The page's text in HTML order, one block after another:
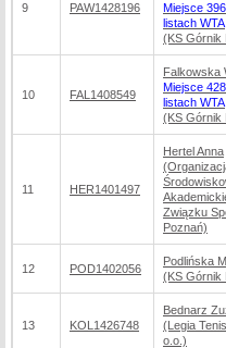
9 PAW1428196
Miejsce
listach WTA
(KS Górnik
10 FAL1408549
Falkowska
Miejsce
listach WTA
(KS Górnik
11 HER1401497
Hertel Anna
Związku
Poznań)
12 POD1402056
Podlińska
(KS Górnik
13 KOL1426748
Bednarz
(Legia
o.o.)